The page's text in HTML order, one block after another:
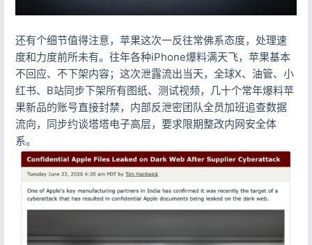
还有个细节值得注意，苹果这次一反往常佛系态度，处理速
度和力度前所未有。往年各种iPhone爆料满天飞，苹果基本
不回应、不下架内容；这次泄露流出当天，全球X、油管、小
红书、B站同步下架所有图纸、测试视频，几十个常年爆料苹
果新品的账号直接封禁，内部反泄密团队全员加班追查数据
流向，同步约谈塔塔电子高层，要求限期整改内网安全体
系。